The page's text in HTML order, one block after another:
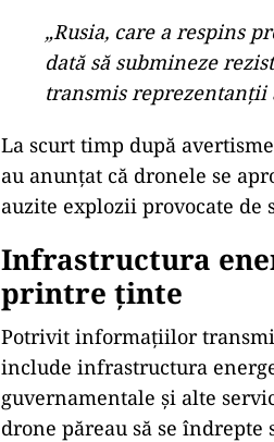
„Rusia, care a respins
dată să submineze
transmis reprezentanții
La scurt timp după
au anunțat că dronele se
auzite explozii provocate de
Infrastructura
printre ținte
Potrivit informațiilor
include infrastructura
guvernamentale și alte
drone păreau să se